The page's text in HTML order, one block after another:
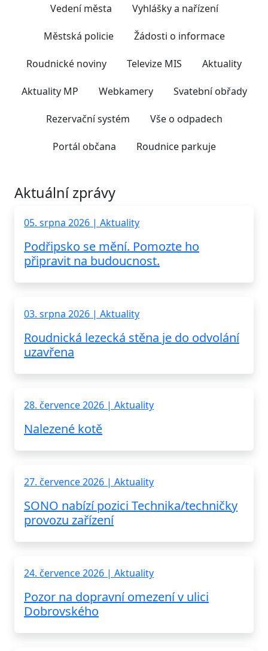
Vedení města Vyhlášky a nařízení
Městská policie Žádosti o informace
Roudnické noviny Televize MIS Aktuality
Aktuality MP Webkamery Svatební obřady
Rezervační systém Vše o odpadech
Portál občana Roudnice parkuje
Aktuální zprávy
05. srpna 2026 | Aktuality
Podřipsko se mění. Pomozte ho
připravit na budoucnost.
03. srpna 2026 | Aktuality
Roudnická lezecká stěna je do odvolání
uzavřena
28. července 2026 | Aktuality
Nalezené kotě
27. července 2026 | Aktuality
SONO nabízí pozici Technika/techničky
provozu zařízení
24. července 2026 | Aktuality
Pozor na dopravní omezení v ulici
Dobrovského